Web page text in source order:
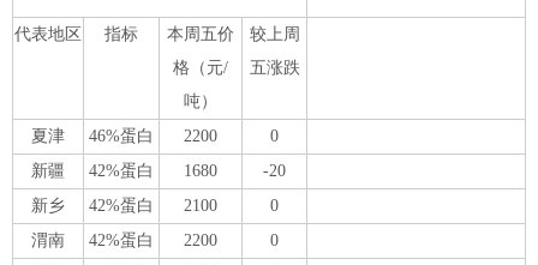
代表地区 指标
本周五价
格（元/
吨）
较上周
五涨跌
夏津 46%蛋白 2200
0
新疆
42%蛋白 1680
-20
新乡
42%蛋白 2100
0
渭南
42%蛋白 2200
0